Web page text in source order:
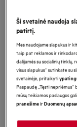
serija
Gaminio informacijos
Pagrindiniai
Funkcija „AirDry“
Technologija „AirDry“
Dvigubos purkštuvo
Ši svetainė naudoja
patirtį.
Mes naudojame slapukus ir
taip pat reklamos ir
dalijamės su socialinių
visus slapukus“ sutinkate su
svetainėje, pritaikyti
Paspaudę „Tęsti
mūsų teikiamos paslaugos
pranešimeirDuomenų